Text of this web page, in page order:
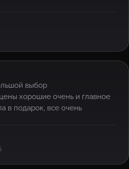
выбор
хорошие очень и главное